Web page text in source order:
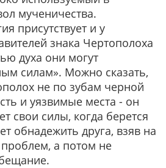
мученичества.
присутствует и у
знака Чертополоха
духа они могут
силам». Можно сказать,
не по зубам черной
и уязвимые места - он
свои силы, когда берется
обнадежить друга, взяв на
а потом не